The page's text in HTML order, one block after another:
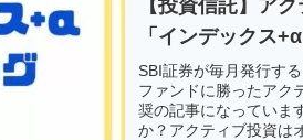
【投資信託】ア
「インデックス
SBI証券が毎月発行す
ファンドに勝ったアク
奨の記事になっていま
か？アクティブ投資は